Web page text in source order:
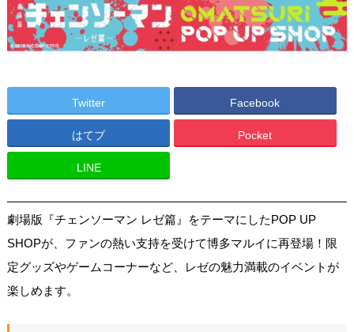
Twitter Facebook
はてブ Pocket
LINE
劇場版『チェンソーマン レゼ篇』をテーマにしたPOP UP
SHOPが、ファンの熱い支持を受けて博多マルイに再登場！限
定グッズやゲームコーナーなど、レゼの魅力満載のイベントが
楽しめます。